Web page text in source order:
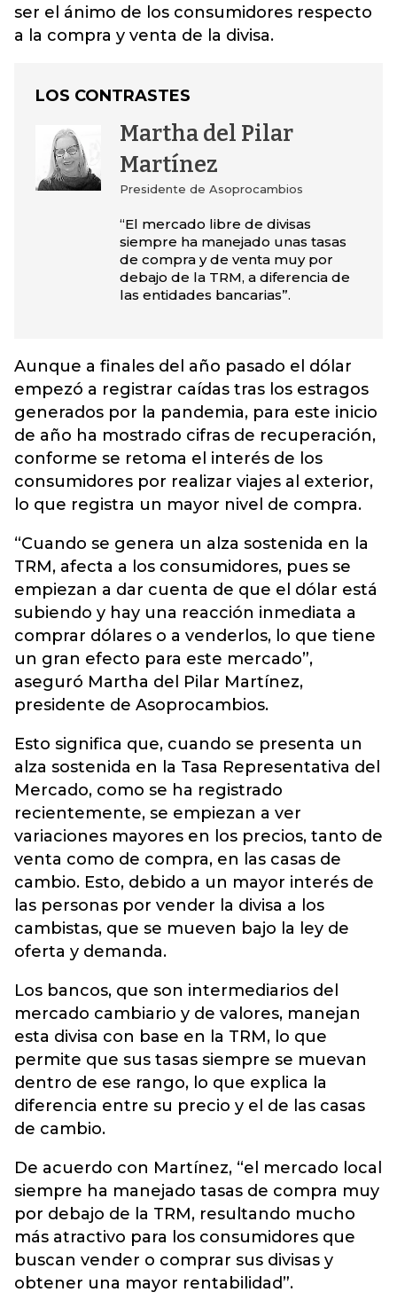
ser el ánimo de los consumidores respecto
a la compra y venta de la divisa.
LOS CONTRASTES
Martha del Pilar
Martínez
Presidente de Asoprocambios
“El mercado libre de divisas
siempre ha manejado unas tasas
de compra y de venta muy por
debajo de la TRM, a diferencia de
las entidades bancarias”.
Aunque a finales del año pasado el dólar
empezó a registrar caídas tras los estragos
generados por la pandemia, para este inicio
de año ha mostrado cifras de recuperación,
conforme se retoma el interés de los
consumidores por realizar viajes al exterior,
lo que registra un mayor nivel de compra.
“Cuando se genera un alza sostenida en la
TRM, afecta a los consumidores, pues se
empiezan a dar cuenta de que el dólar está
subiendo y hay una reacción inmediata a
comprar dólares o a venderlos, lo que tiene
un gran efecto para este mercado”,
aseguró Martha del Pilar Martínez,
presidente de Asoprocambios.
Esto significa que, cuando se presenta un
alza sostenida en la Tasa Representativa del
Mercado, como se ha registrado
recientemente, se empiezan a ver
variaciones mayores en los precios, tanto de
venta como de compra, en las casas de
cambio. Esto, debido a un mayor interés de
las personas por vender la divisa a los
cambistas, que se mueven bajo la ley de
oferta y demanda.
Los bancos, que son intermediarios del
mercado cambiario y de valores, manejan
esta divisa con base en la TRM, lo que
permite que sus tasas siempre se muevan
dentro de ese rango, lo que explica la
diferencia entre su precio y el de las casas
de cambio.
De acuerdo con Martínez, “el mercado local
siempre ha manejado tasas de compra muy
por debajo de la TRM, resultando mucho
más atractivo para los consumidores que
buscan vender o comprar sus divisas y
obtener una mayor rentabilidad”.